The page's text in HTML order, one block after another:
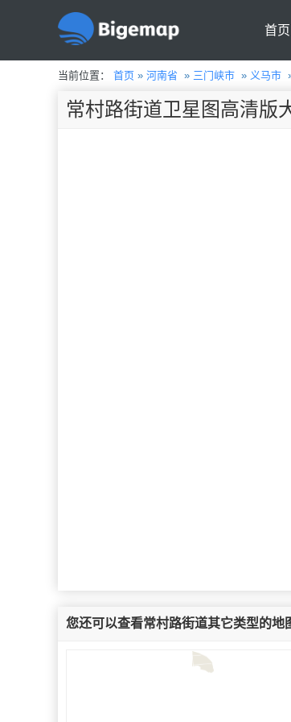
首页
当前位置： 首页 » 河南省 » 三门峡市 » 义马市
常村路街道卫星图高清版
您还可以查看常村路街道其它类型的地